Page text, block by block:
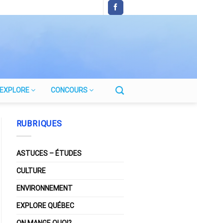
EXPLORE CONCOURS
RUBRIQUES
ASTUCES – ÉTUDES
CULTURE
ENVIRONNEMENT
EXPLORE QUÉBEC